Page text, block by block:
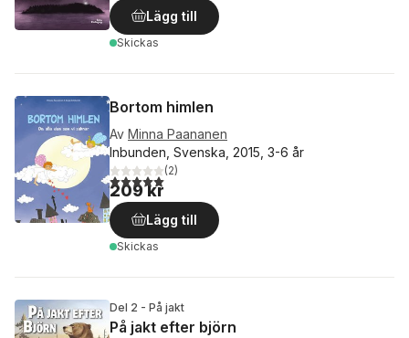
Lägg till
Skickas
Bortom himlen
Av Minna Paananen
Inbunden, Svenska, 2015, 3-6 år
5,0utav 5 stjärnor. Totalt antal röster:
(2)
209 kr
Lägg till
Skickas
Del 2 - På jakt
På jakt efter björn